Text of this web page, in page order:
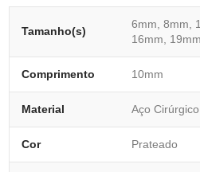
Tamanho(s)
6mm, 8mm,
16mm,
Comprimento 10mm
Material Aço Cirúrgico
Cor Prateado